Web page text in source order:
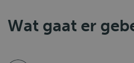
Wat gaat er